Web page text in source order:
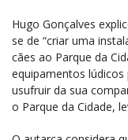
Hugo Gonçalves
se de “criar uma
cães ao Parque da
equipamentos
usufruir da sua
o Parque da Cidade,